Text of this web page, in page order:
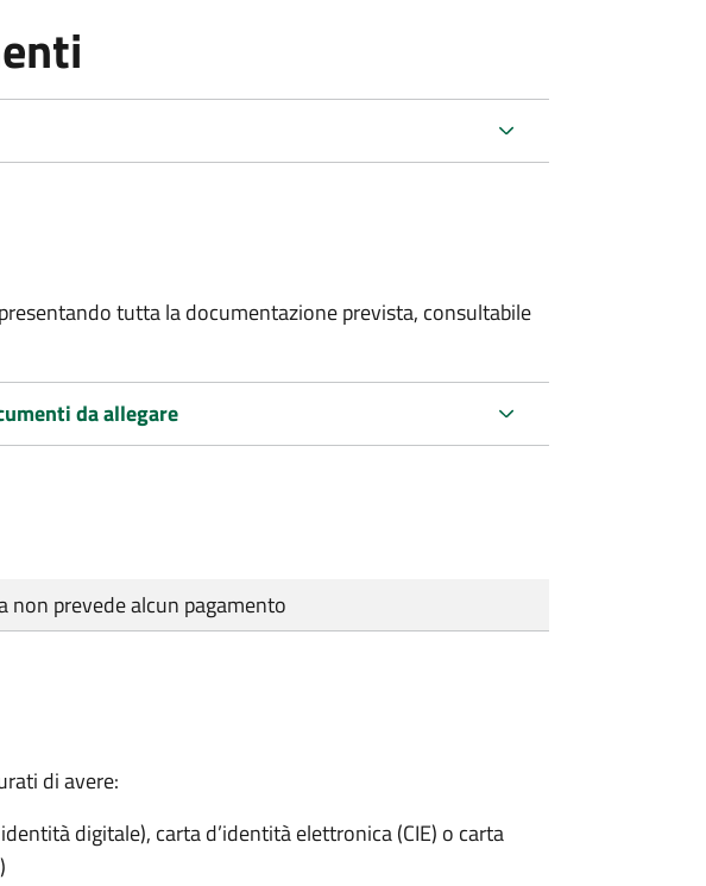
tutta la documentazione prevista, consultabile
da allegare
non prevede alcun pagamento
di avere:
digitale), carta d’identità elettronica (CIE) o carta